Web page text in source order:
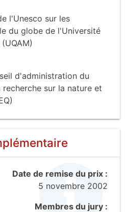
l'Unesco sur les
du globe de l'Université
d'administration du
sur la nature et
Date de remise du prix :
5 novembre 2002
Membres du jury :